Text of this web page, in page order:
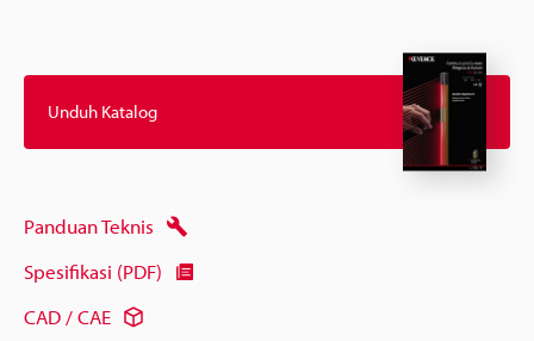
Unduh Katalog
Panduan Teknis
Spesifikasi (PDF)
CAD / CAE